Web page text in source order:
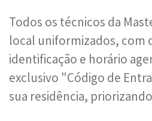
Todos os técnicos da
local uniformizados, com
identificação e horário
exclusivo "Código de
sua residência,